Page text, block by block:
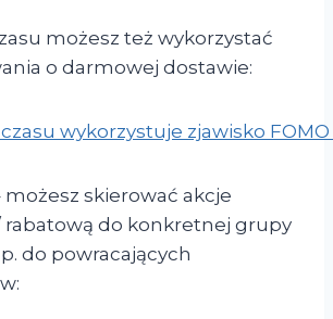
możesz też wykorzystać
o darmowej dostawie:
możesz skierować akcje
do konkretnej grupy
do powracających